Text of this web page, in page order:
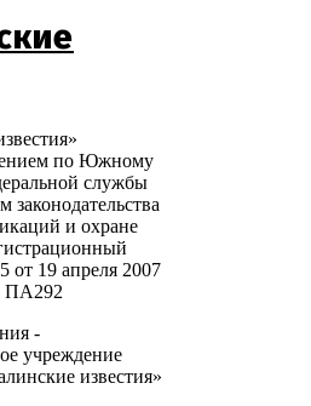
по Южному
службы
законодательства
и охране
19 апреля 2007
ПА292
-
учреждение
известия»